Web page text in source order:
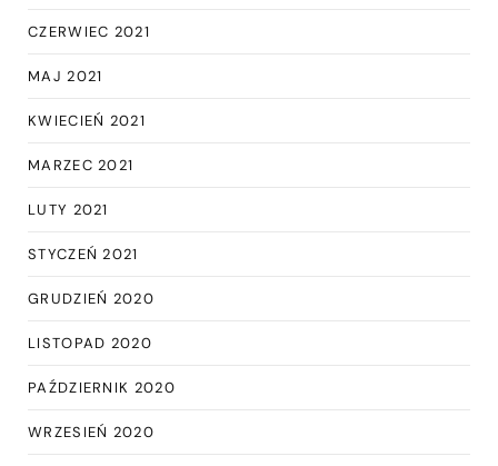
CZERWIEC 2021
MAJ 2021
KWIECIEŃ 2021
MARZEC 2021
LUTY 2021
STYCZEŃ 2021
GRUDZIEŃ 2020
LISTOPAD 2020
PAŹDZIERNIK 2020
WRZESIEŃ 2020